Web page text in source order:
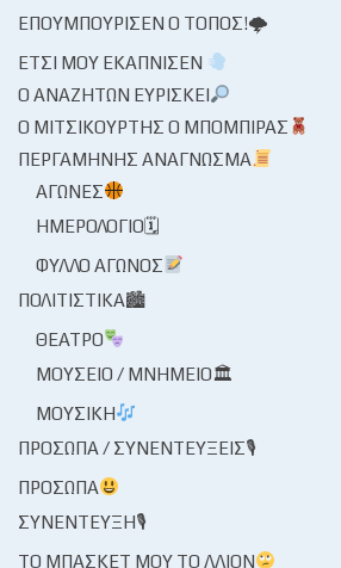
ΕΠΟΥΜΠΟΎΡΙΣΕΝ Ο ΤΌΠΟΣ!🌩
ΈΤΣΙ ΜΟΥ ΕΚΆΠΝΙΣΕΝ
Ο ΑΝΑΖΗΤΏΝ ΕΥΡΊΣΚΕΙ
Ο ΜΙΤΣΙΚΟΥΡΤΉΣ Ο ΜΠΌΜΠΙΡΑΣ
ΠΕΡΓΑΜΗΝΉΣ ΑΝΆΓΝΩΣΜΑ
ΑΓΏΝΕΣ
ΗΜΕΡΟΛΌΓΙΟ🗓
ΦΎΛΛΟ ΑΓΏΝΟΣ
ΠΟΛΙΤΙΣΤΙΚΆ🏙
ΘΈΑΤΡΟ
ΜΟΥΣΕΊΟ / ΜΝΗΜΕΊΟ🏛
ΜΟΥΣΙΚΉ
ΠΡΌΣΩΠΑ / ΣΥΝΕΝΤΕΎΞΕΙΣ🎙
ΠΡΌΣΩΠΑ
ΣΥΝΈΝΤΕΥΞΗ🎙
ΤΟ ΜΠΆΣΚΕΤ ΜΟΥ ΤΟ ΛΛΊΟΝ